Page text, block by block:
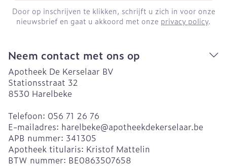
Door op inschrijven te klikken, schrijft u zich in voor onze
nieuwsbrief en gaat u akkoord met onze privacy policy.
Neem contact met ons op
Apotheek De Kerselaar BV
Stationsstraat 32
8530 Harelbeke
Telefoon: 056 71 26 76
E-mailadres: harelbeke@apotheekdekerselaar.be
APB nummer: 341305
Apotheek titularis: Kristof Mattelin
BTW nummer: BE0863507658